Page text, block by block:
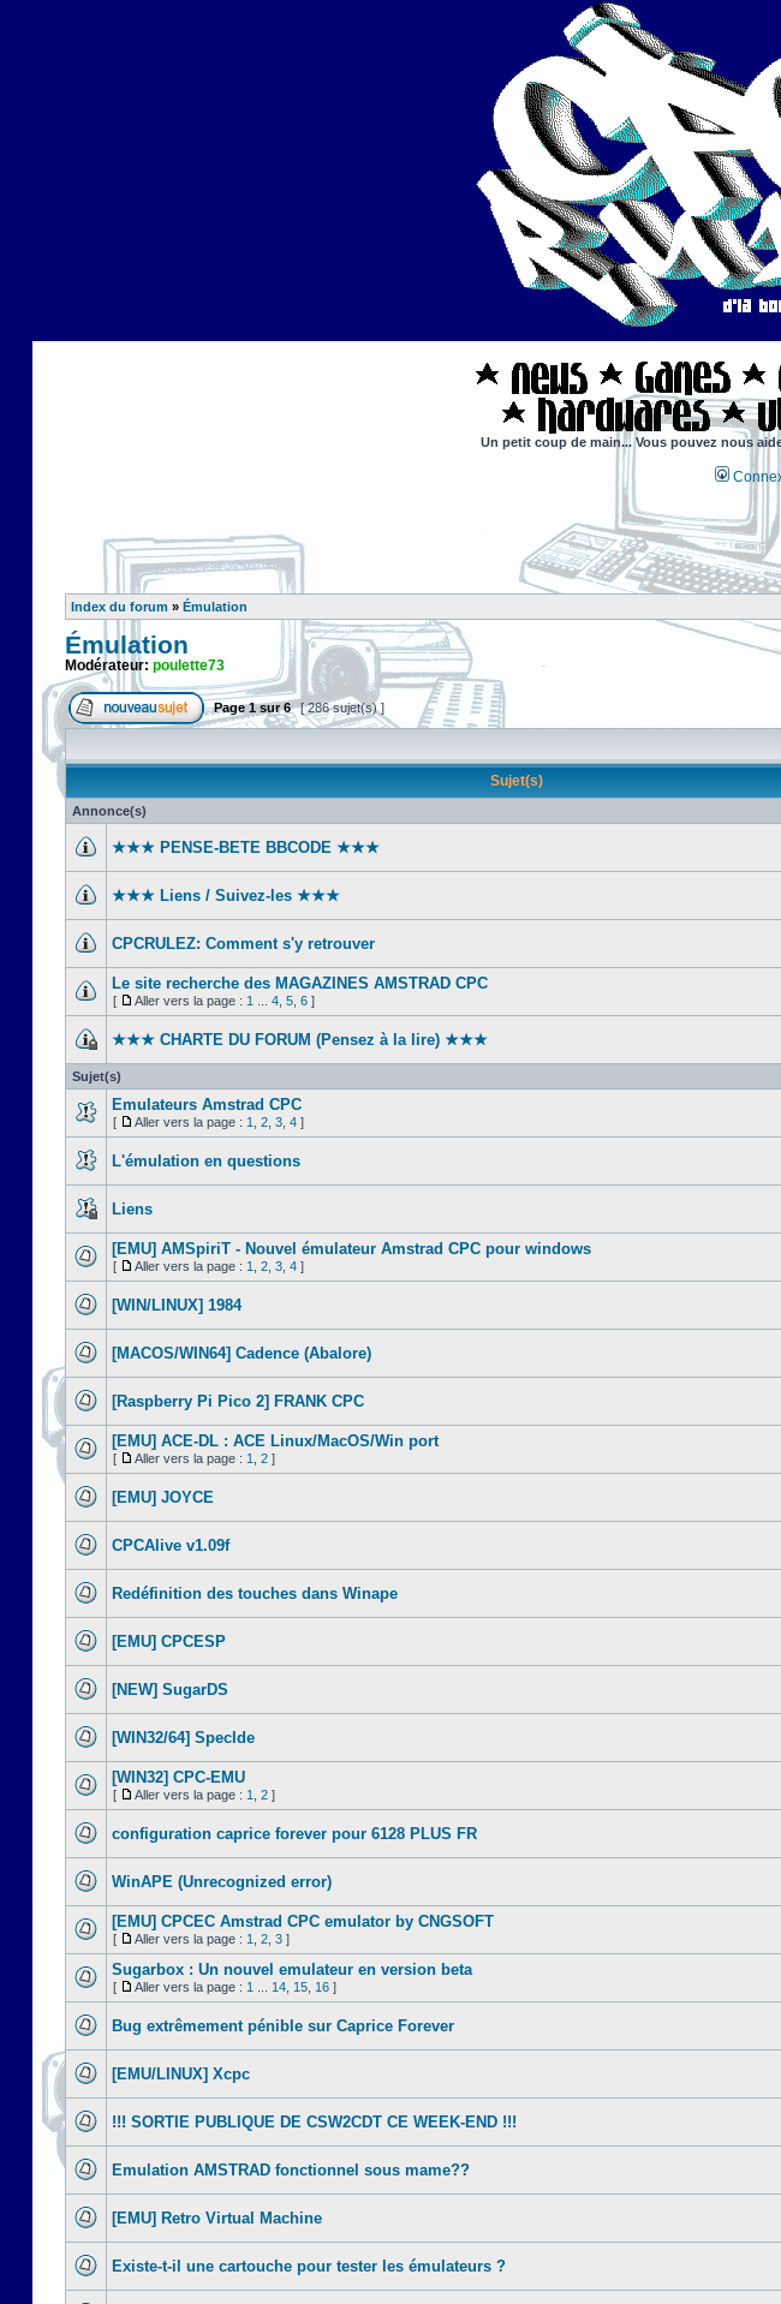
Un petit coup de main... Vous pouvez nous
Index du forum » Émulation
Émulation
Modérateur: poulette73
Page1sur6 [ 286 sujet(s) ]
Sujet(s)
Annonce(s)
★★★ PENSE-BETE BBCODE ★★★
★★★ Liens / Suivez-les ★★★
CPCRULEZ: Comment s'y retrouver‎
Le site recherche des MAGAZINES AMSTRAD CPC
[ Aller vers la page : 1 4 5 6 ]
★★★ CHARTE DU FORUM (Pensez à la lire) ★★★
Sujet(s)
Emulateurs Amstrad CPC
[ Aller vers la page : 1 2 3 4 ]
L'émulation en questions
Liens
[EMU] AMSpiriT - Nouvel émulateur Amstrad CPC pour windows
[ Aller vers la page : 1 2 3 4 ]
[WIN/LINUX] 1984
[MACOS/WIN64] Cadence (Abalore)
[Raspberry Pi Pico 2] FRANK CPC
[EMU] ACE-DL : ACE Linux/MacOS/Win port
[ Aller vers la page : 1 2 ]
[EMU] JOYCE
CPCAlive v1.09f
Redéfinition des touches dans Winape
[EMU] CPCESP
[NEW] SugarDS
[WIN32/64] SpecIde
[WIN32] CPC-EMU
[ Aller vers la page : 1 2 ]
configuration caprice forever pour 6128 PLUS FR
WinAPE (Unrecognized error)
[EMU] CPCEC Amstrad CPC emulator by CNGSOFT
[ Aller vers la page : 1 2 3 ]
Sugarbox : Un nouvel emulateur en version beta
[ Aller vers la page : 1 14 15 16 ]
Bug extrêmement pénible sur Caprice Forever
[EMU/LINUX] Xcpc
!!! SORTIE PUBLIQUE DE CSW2CDT CE WEEK-END !!!
Emulation AMSTRAD fonctionnel sous mame??
[EMU] Retro Virtual Machine
Existe-t-il une cartouche pour tester les émulateurs ?